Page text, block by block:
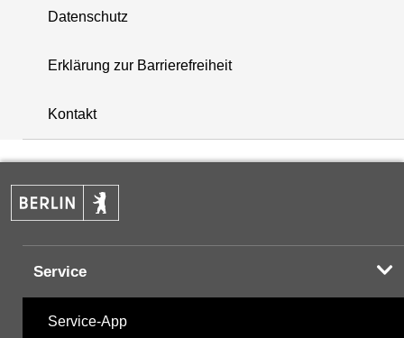
+
−
Datenschutz
Erklärung zur Barrierefreiheit
Kontakt
Service
Service-App